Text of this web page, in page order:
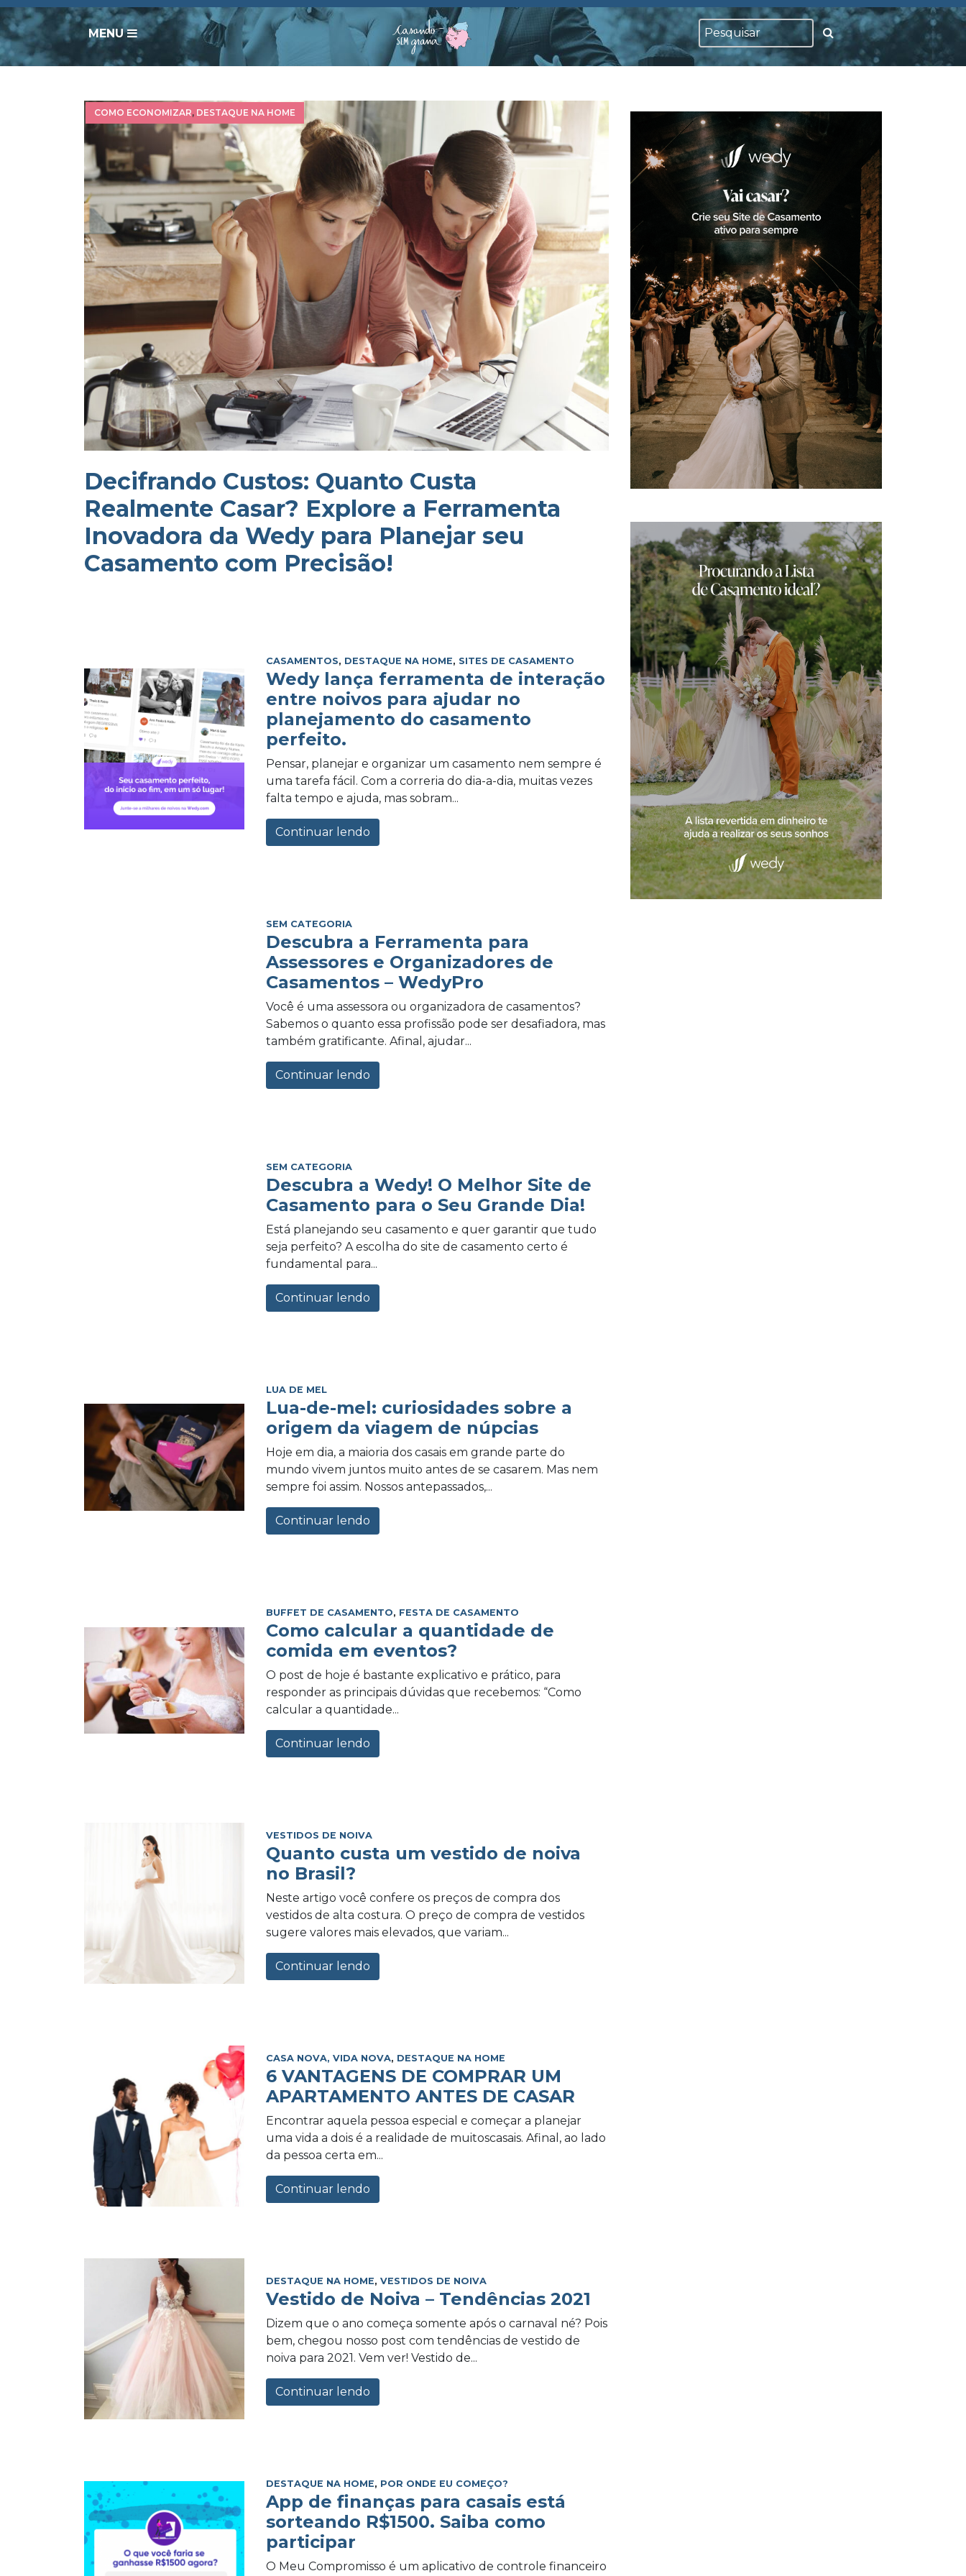
MENU
COMO ECONOMIZAR, DESTAQUE NA HOME
Decifrando Custos: Quanto Custa
Realmente Casar? Explore a Ferramenta
Inovadora da Wedy para Planejar seu
Casamento com Precisão!
CASAMENTOS, DESTAQUE NA HOME, SITES DE CASAMENTO
Wedy lança ferramenta de interação
entre noivos para ajudar no
planejamento do casamento
perfeito.
Pensar, planejar e organizar um casamento nem sempre é
uma tarefa fácil. Com a correria do dia-a-dia, muitas vezes
falta tempo e ajuda, mas sobram...
Continuar lendo
SEM CATEGORIA
Descubra a Ferramenta para
Assessores e Organizadores de
Casamentos – WedyPro
Você é uma assessora ou organizadora de casamentos?
Sabemos o quanto essa profissão pode ser desafiadora, mas
também gratificante. Afinal, ajudar...
Continuar lendo
SEM CATEGORIA
Descubra a Wedy! O Melhor Site de
Casamento para o Seu Grande Dia!
Está planejando seu casamento e quer garantir que tudo
seja perfeito? A escolha do site de casamento certo é
fundamental para...
Continuar lendo
LUA DE MEL
Lua-de-mel: curiosidades sobre a
origem da viagem de núpcias
Hoje em dia, a maioria dos casais em grande parte do
mundo vivem juntos muito antes de se casarem. Mas nem
sempre foi assim. Nossos antepassados,...
Continuar lendo
BUFFET DE CASAMENTO, FESTA DE CASAMENTO
Como calcular a quantidade de
comida em eventos?
O post de hoje é bastante explicativo e prático, para
responder as principais dúvidas que recebemos: “Como
calcular a quantidade...
Continuar lendo
VESTIDOS DE NOIVA
Quanto custa um vestido de noiva
no Brasil?
Neste artigo você confere os preços de compra dos
vestidos de alta costura. O preço de compra de vestidos
sugere valores mais elevados, que variam...
Continuar lendo
CASA NOVA, VIDA NOVA, DESTAQUE NA HOME
6 VANTAGENS DE COMPRAR UM
APARTAMENTO ANTES DE CASAR
Encontrar aquela pessoa especial e começar a planejar
uma vida a dois é a realidade de muitoscasais. Afinal, ao lado
da pessoa certa em...
Continuar lendo
DESTAQUE NA HOME,VESTIDOS DE NOIVA
Vestido de Noiva – Tendências 2021
Dizem que o ano começa somente após o carnaval né? Pois
bem, chegou nosso post com tendências de vestido de
noiva para 2021. Vem ver! Vestido de...
Continuar lendo
DESTAQUE NA HOME, POR ONDE EU COMEÇO?
App de finanças para casais está
sorteando R$1500. Saiba como
participar
O Meu Compromisso é um aplicativo de controle financeiro